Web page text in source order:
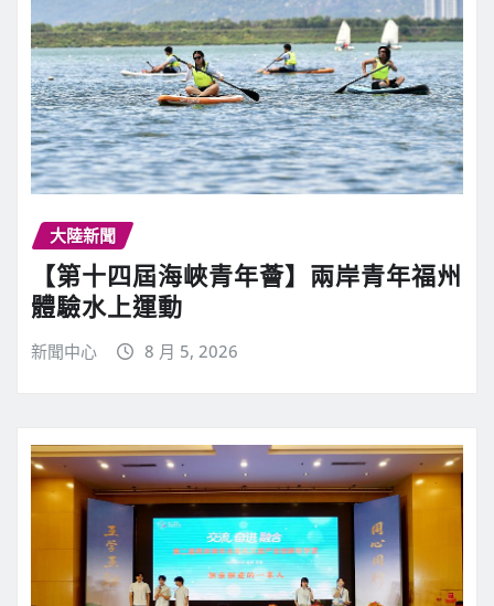
大陸新聞
【第十四屆海峽青年薈】兩岸青年福州
體驗水上運動
新聞中心 8 月 5, 2026